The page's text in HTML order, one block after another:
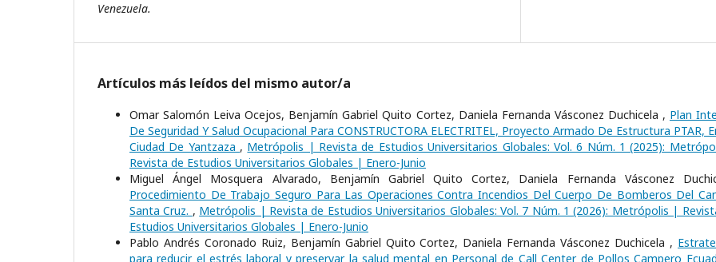
Venezuela.
Artículos más leídos del mismo autor/a
Omar Salomón Leiva Ocejos, Benjamín Gabriel Quito Cortez, Daniela Fernanda Vásconez Duchicela , Plan
De Seguridad Y Salud Ocupacional Para CONSTRUCTORA ELECTRITEL, Proyecto Armado De Estructura PTAR,
Ciudad De Yantzaza , Metrópolis | Revista de Estudios Universitarios Globales: Vol. 6 Núm. 1 (2025):
Revista de Estudios Universitarios Globales | Enero-Junio
Miguel Ángel Mosquera Alvarado, Benjamín Gabriel Quito Cortez, Daniela Fernanda Vásconez
Procedimiento De Trabajo Seguro Para Las Operaciones Contra Incendios Del Cuerpo De Bomberos Del
Santa Cruz. , Metrópolis | Revista de Estudios Universitarios Globales: Vol. 7 Núm. 1 (2026): Metrópolis |
Estudios Universitarios Globales | Enero-Junio
Pablo Andrés Coronado Ruiz, Benjamín Gabriel Quito Cortez, Daniela Fernanda Vásconez Duchicela ,
para reducir el estrés laboral y preservar la salud mental en Personal de Call Center de Pollos Campero